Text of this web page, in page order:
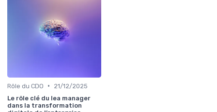
Rôle du CDO •
21/12/2025
Le rôle clé du lea manager
dans la transformation